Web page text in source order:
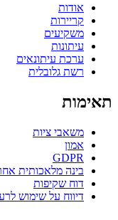
אודות
קריירות
משקיעים
עיתונות
ערכת עיתונאים
רשת גלובלית
תאימות
משאבי ציות
אמון
GDPR
בינה מלאכותית
דוח שקיפות
דיווח על שימוש